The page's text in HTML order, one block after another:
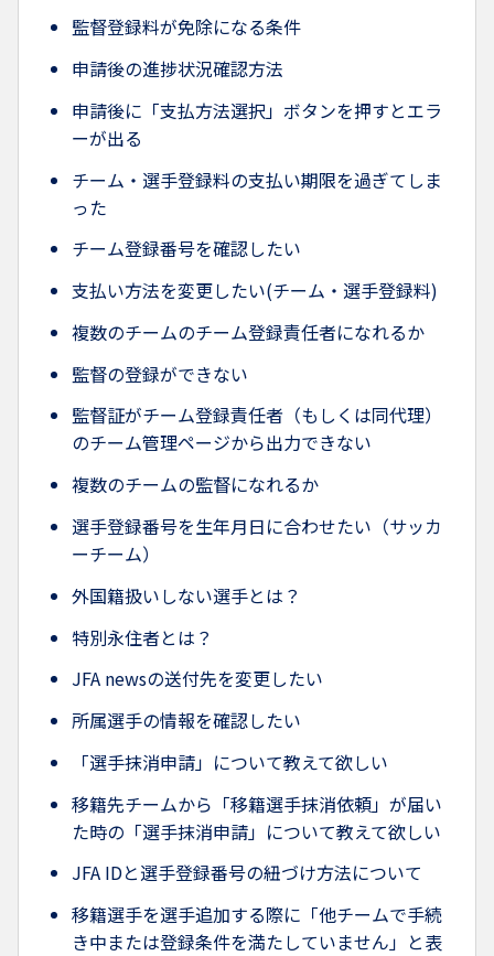
監督登録料が免除になる条件
申請後の進捗状況確認方法
申請後に「支払方法選択」ボタンを押すとエラ
ーが出る
チーム・選手登録料の支払い期限を過ぎてしま
った
チーム登録番号を確認したい
支払い方法を変更したい(チーム・選手登録料)
複数のチームのチーム登録責任者になれるか
監督の登録ができない
監督証がチーム登録責任者（もしくは同代理）
のチーム管理ページから出力できない
複数のチームの監督になれるか
選手登録番号を生年月日に合わせたい（サッカ
ーチーム）
外国籍扱いしない選手とは？
特別永住者とは？
JFA newsの送付先を変更したい
所属選手の情報を確認したい
「選手抹消申請」について教えて欲しい
移籍先チームから「移籍選手抹消依頼」が届い
た時の「選手抹消申請」について教えて欲しい
JFA IDと選手登録番号の紐づけ方法について
移籍選手を選手追加する際に「他チームで手続
き中または登録条件を満たしていません」と表